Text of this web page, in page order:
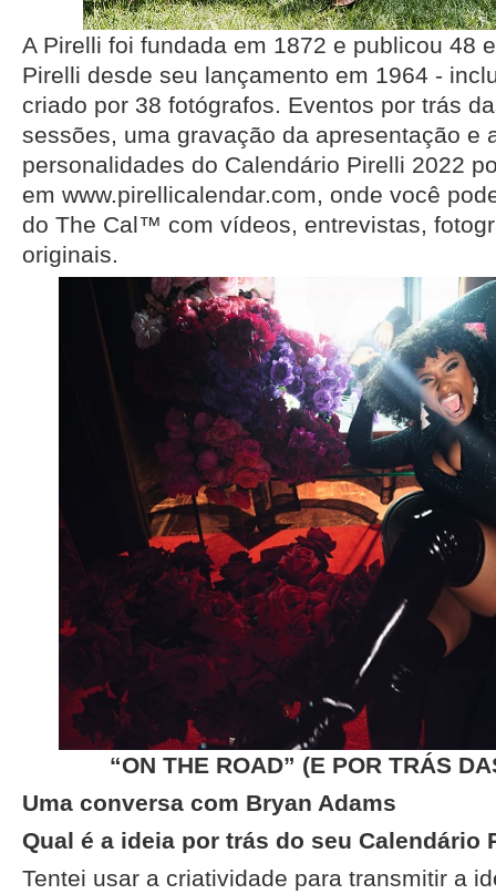
A Pirelli foi fundada em 1872 e publicou 48
Pirelli desde seu lançamento em 1964 -
criado por 38 fotógrafos. Eventos por trás
sessões, uma gravação da apresentação e
personalidades do Calendário Pirelli 2022
em www.pirellicalendar.com, onde você
do The Cal™ com vídeos, entrevistas,
originais.
“ON THE ROAD” (E POR TRÁS
Uma conversa com Bryan Adams
Qual é a ideia por trás do seu Calendário
Tentei usar a criatividade para transmitir a